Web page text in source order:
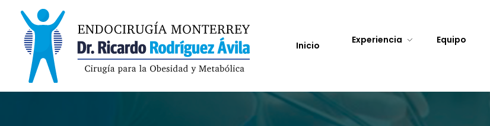
Endocirugía Monterrey
Inicio Experiencia Equipo